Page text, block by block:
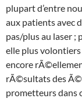
plupart d’entre
aux patients avec
pas/plus au laser
elle plus
encore
rÃ©sultats des
prometteurs dans